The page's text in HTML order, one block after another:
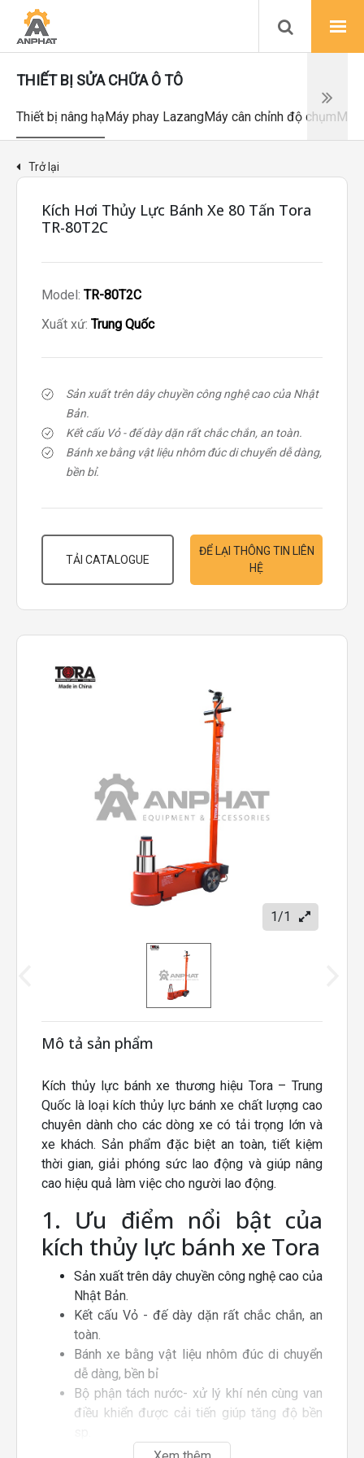
THIẾT BỊ SỬA CHỮA Ô TÔ
Thiết bị nâng hạMáy phay LazangMáy cân chỉnh độ chụm
Trở lại
1/1
Mô tả sản phẩm
Kích thủy lực bánh xe thương hiệu Tora – Trung
Quốc là loại kích thủy lực bánh xe chất lượng cao
chuyên dành cho các dòng xe có tải trọng lớn và
xe khách. Sản phẩm đặc biệt an toàn, tiết kiệm
thời gian, giải phóng sức lao động và giúp nâng
cao hiệu quả làm việc cho người lao động.
1. Ưu điểm nổi bật của
kích thủy lực bánh xe Tora
Sản xuất trên dây chuyền công nghệ cao của
Nhật Bản.
Kết cấu Vỏ - đế dày dặn rất chắc chắn, an
toàn.
Bánh xe bằng vật liệu nhôm đúc di chuyển
dễ dàng, bền bỉ
Bộ phận tách nước- xử lý khí nén cùng van
điều khiển được cải tiến giúp tăng độ bền
Bầu hơi được thiết kế êm hơn với BP giảm
Kích Hơi Thủy Lực Bánh Xe 80 Tấn Tora
TR-80T2C
Model: TR-80T2C
Xuất xứ: Trung Quốc
Sản xuất trên dây chuyền công nghệ cao của Nhật
Bản.
Kết cấu Vỏ - đế dày dặn rất chắc chắn, an toàn.
Bánh xe bằng vật liệu nhôm đúc di chuyển dễ dàng,
bền bỉ.
TẢI CATALOGUE
ĐỂ LẠI THÔNG TIN LIÊN
HỆ